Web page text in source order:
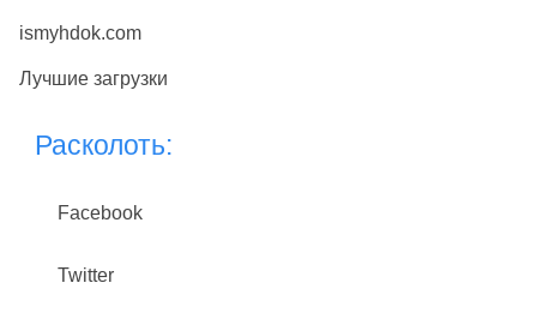
ismyhdok.com
Лучшие загрузки
Расколоть:
Facebook
Twitter